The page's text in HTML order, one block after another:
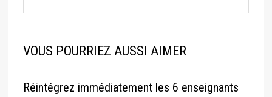
VOUS POURRIEZ AUSSI AIMER
Réintégrez immédiatement les 6 enseignants